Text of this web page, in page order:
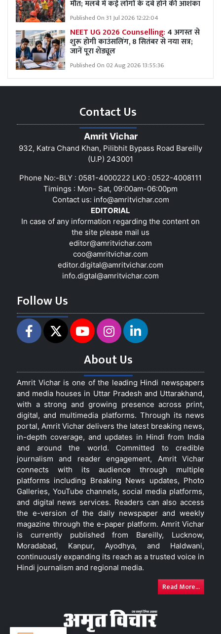
मौत; मलबे में कई लोगों के दबे होने की आशंका
Published On 31 Jul 2026 12:22:04
NEET UG 2026 Counselling: 4 अगस्त से
शुरू होगी काउंसलिंग, 8 सितंबर से नया सत्र;
जानें पूरा शेड्यूल
Published On 02 Aug 2026 13:55:36
Contact Us
Amrit Vichar
932, Katra Chand Khan, Pilibhit Bypass Road Bareilly
(U.P) 243001
Phone No:-BLY : 0581-4000222 LKO : 0522-4008111
Timings : Mon- Sat, 09:00am-06:00pm
Contact us: info@amritvichar.com
EDITORIAL
In case of any information regarding the content on
the site please mail us
editor@amritvichar.com
coo@amritvichar.com
editor.digital@amritvichar.com
info.digtal@amritvichar.com
Follow Us
About Us
Amrit Vichar is one of the leading Hindi newspapers
and media houses in Uttar Pradesh and Uttarakhand,
with a strong and growing presence across print,
digital, and multimedia platforms. Through its news
portal, Amrit Vichar delivers the latest breaking news,
in-depth coverage, and updates in Hindi from India
and around the world. Committed to credible
journalism and reader engagement, Amrit Vichar
connects with its audience through multiple
platforms including Breaking News updates, Photo
Galleries, YouTube channels, social media platforms,
and digital news services. Readers can also access
the e-version of the daily newspaper and weekly
magazine through the e-paper platform. Amrit Vichar
is currently published from Bareilly, Lucknow,
Moradabad, Kanpur, Ayodhya, and Haldwani,
continuously expanding its reach as a trusted voice in
Hindi journalism and regional media.
Read More...